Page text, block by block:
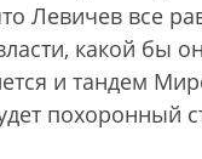
Левичев все
какой бы
и тандем
похоронный